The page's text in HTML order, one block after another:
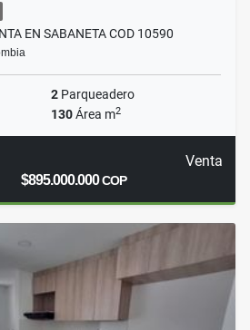
EN SABANETA COD 10590
2 Parqueadero
130Área m2
Venta
$895.000.000COP